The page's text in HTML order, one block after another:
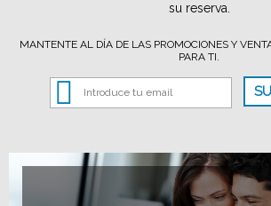
su reserva.
MANTENTE AL DÍA DE LAS PROMOCIONES Y
PARA TI.